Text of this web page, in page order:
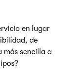
en lugar
de
más sencilla a